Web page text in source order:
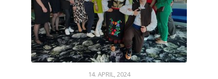
14. APRIL, 2024